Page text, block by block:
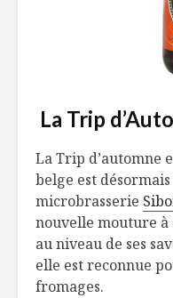
La Trip
La Trip d’automne
belge est
microbrasserie
nouvelle mouture à
au niveau de ses
elle est reconnue
fromages.